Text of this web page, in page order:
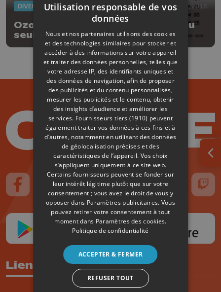
DIVERS 26/07/2018
Ozone : risque de dépassement du
seuil d'alerte
Suivez-nous sur FaceBook
Suivez-nous sur Instagram
Suivez-nous sur TikTokSuivez-nous sur YouTube
Suivez-nous
Liens utiles
Utilisation responsable de vos
données
Nous et nos partenaires utilisons des cookies
et des technologies similaires pour stocker et
accéder à des informations sur votre appareil
et traiter des données personnelles, telles que
votre adresse IP, des identifiants uniques et
des données de navigation, afin de proposer
des publicités et du contenu personnalisés,
mesurer les publicités et le contenu, obtenir
des insights d’audience et améliorer les
services. Fournisseurs tiers (1910) peuvent
également traiter vos données à ces fins et à
d’autres, notamment en utilisant des données
de géolocalisation précises et des
caractéristiques de l’appareil. Vos choix
s’appliquent uniquement à ce site web.
Certains fournisseurs peuvent se fonder sur
leur intérêt légitime plutôt que sur votre
consentement ; vous avez le droit de vous y
opposer dans Paramètres publicitaires. Vous
pouvez retirer votre consentement à tout
moment dans Paramètres des cookies.
Politique de confidentialité
ACCEPTER & FERMER
REFUSER TOUT